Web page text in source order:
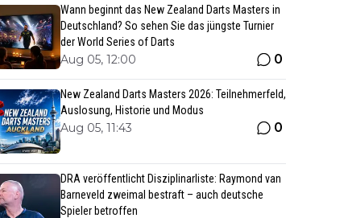
Wann beginnt das New Zealand Darts Masters in
Deutschland? So sehen Sie das jüngste Turnier
der World Series of Darts
Aug 05, 12:00 0
New Zealand Darts Masters 2026: Teilnehmerfeld,
Auslosung, Historie und Modus
Aug 05, 11:43 0
DRA veröffentlicht Disziplinarliste: Raymond van
Barneveld zweimal bestraft – auch deutsche
Spieler betroffen